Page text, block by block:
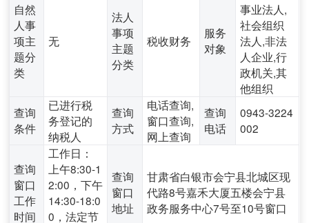
自然
人事
项主
题分
类
无
法人
事项
主题
分类
税收财务
服务
对象
事业法人,
社会组织
法人,非法
人企业,行
政机关,其
他组织
查询
条件
已进行税
务登记的
纳税人
查询
方式
电话查询,
窗口查询,
网上查询
查询
电话
0943-3224
002
查询
窗口
工作
时间
工作日：
上午8:30-1
2:00，下午
14:30-18:0
0，法定节
查询
窗口
地址
甘肃省白银市会宁县北城区现
代路8号嘉禾大厦五楼会宁县
政务服务中心7号至10号窗口